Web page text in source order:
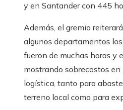
y en Santander con 445
Además, el gremio
algunos departamentos
fueron de muchas horas y
mostrando sobrecostos en
logística, tanto para
terreno local como para